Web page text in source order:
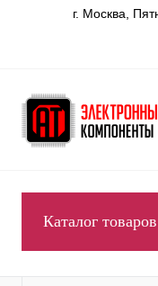
г. Москва,
Каталог товаров